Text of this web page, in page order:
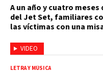
VIDEO
A un año y cuatro
del Jet Set, familiares
las víctimas con una
LETRA Y MÚSICA